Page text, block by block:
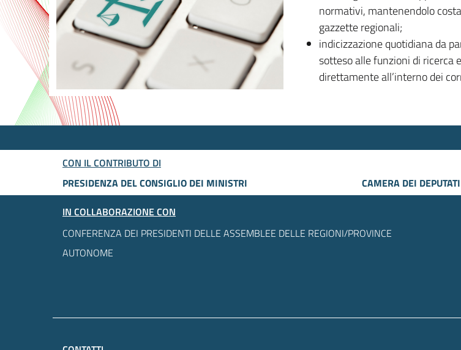
normativi, mantenendolo
gazzette regionali;
indicizzazione quotidiana da
sotteso alle funzioni di ricerca
direttamente all’interno dei
CON IL CONTRIBUTO DI
PRESIDENZA DEL CONSIGLIO DEI MINISTRI
CAMERA DEI DEPUTATI
IN COLLABORAZIONE CON
CONFERENZA DEI PRESIDENTI DELLE ASSEMBLEE DELLE REGIONI/PROVINCE
AUTONOME